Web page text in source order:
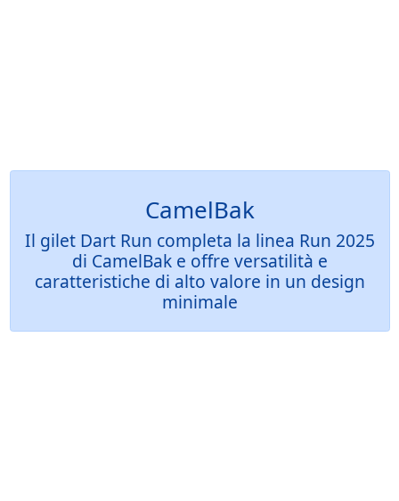
CamelBak
Il gilet Dart Run completa la linea Run 2025
di CamelBak e offre versatilità e
caratteristiche di alto valore in un design
minimale